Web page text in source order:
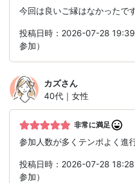
今回は良いご縁はなかったで
投稿日時：2026-07-28
参加）
カズさん
40代｜女性
非常に満足
参加人数が多くテンポよく進
投稿日時：2026-07-28 18:28
参加）